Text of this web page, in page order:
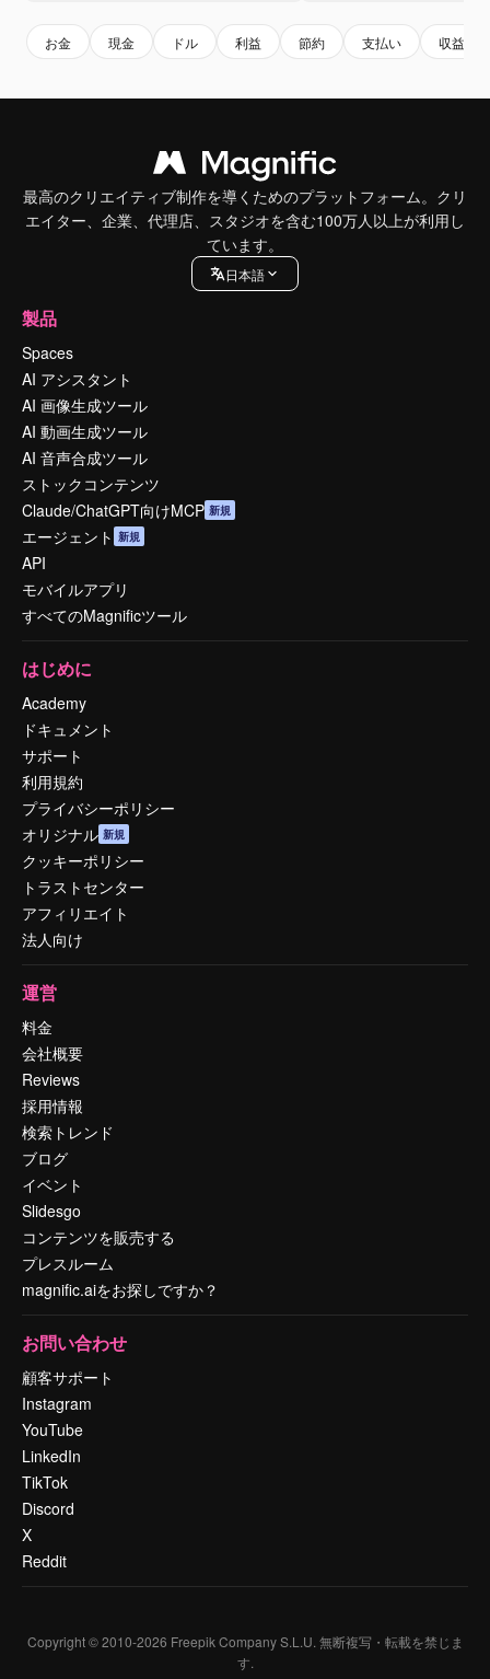
お金 現金 ドル 利益 節約 支払い 収益
最高のクリエイティブ制作を導くためのプラットフォーム。クリ
エイター、企業、代理店、スタジオを含む100万人以上が利用し
ています。
日本語
製品
Spaces
AI アシスタント
AI 画像生成ツール
AI 動画生成ツール
AI 音声合成ツール
ストックコンテンツ
Claude/ChatGPT向けMCP 新規
エージェント 新規
API
モバイルアプリ
すべてのMagnificツール
はじめに
Academy
ドキュメント
サポート
利用規約
プライバシーポリシー
オリジナル 新規
クッキーポリシー
トラストセンター
アフィリエイト
法人向け
運営
料金
会社概要
Reviews
採用情報
検索トレンド
ブログ
イベント
Slidesgo
コンテンツを販売する
プレスルーム
magnific.aiをお探しですか？
お問い合わせ
顧客サポート
Instagram
YouTube
LinkedIn
TikTok
Discord
X
Reddit
Copyright © 2010-2026 Freepik Company S.L.U. 無断複写・転載を禁じま
す.